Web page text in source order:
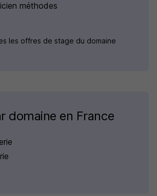
méthodes
les offres de stage du domaine
domaine en France